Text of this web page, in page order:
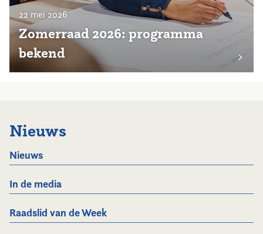
22 mei 2026
Zomerraad 2026: programma
bekend
Nieuws
Nieuws
In de media
Raadslid van de Week